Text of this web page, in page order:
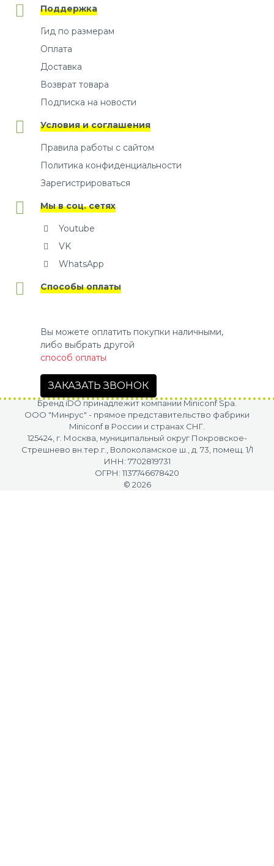
Поддержка
Гид по размерам
Оплата
Доставка
Возврат товара
Подписка на новости
Условия и соглашения
Правила работы с сайтом
Политика конфиденциальности
Зарегистрироваться
Мы в соц. сетях
Youtube
VK
WhatsApp
Способы оплаты
Вы можете оплатить покупки наличными,
либо выбрать другой
способ оплаты
ЗАКАЗАТЬ ЗВОНОК
Бренд iDO принадлежит компании Miniconf Spa.
OOO "Минрус" - прямое представительство фабрики
Miniconf в России и странах СНГ.
125424, г. Москва, муниципальный округ Покровское-
Стрешнево вн.тер.г., Волоколамское ш., д. 73, помещ. 1/1
ИНН: 7702819731
ОГРН: 1137746678420
© 2026